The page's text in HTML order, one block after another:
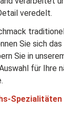
veredelt.
Sie sich
Sie in
für Ihre